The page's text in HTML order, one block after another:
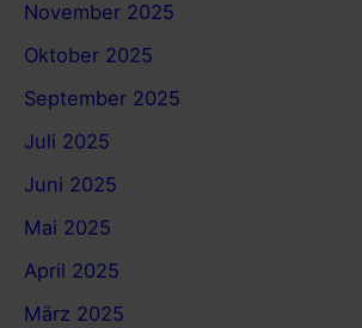
November 2025
Oktober 2025
September 2025
Juli 2025
Juni 2025
Mai 2025
April 2025
März 2025